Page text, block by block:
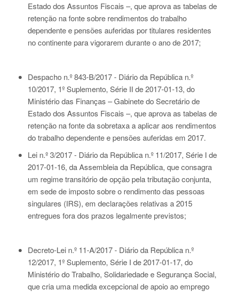
Estado dos Assuntos Fiscais –, que aprova as tabelas de
retenção na fonte sobre rendimentos do trabalho
dependente e pensões auferidas por titulares residentes
no continente para vigorarem durante o ano de 2017;
Despacho n.º 843-B/2017 - Diário da República n.º
10/2017, 1º Suplemento, Série II de 2017-01-13, do
Ministério das Finanças – Gabinete do Secretário de
Estado dos Assuntos Fiscais –, que aprova as tabelas de
retenção na fonte da sobretaxa a aplicar aos rendimentos
do trabalho dependente e pensões auferidas em 2017.
Lei n.º 3/2017 - Diário da República n.º 11/2017, Série I de
2017-01-16, da Assembleia da República, que consagra
um regime transitório de opção pela tributação conjunta,
em sede de imposto sobre o rendimento das pessoas
singulares (IRS), em declarações relativas a 2015
entregues fora dos prazos legalmente previstos;
Decreto-Lei n.º 11-A/2017 - Diário da República n.º
12/2017, 1º Suplemento, Série I de 2017-01-17, do
Ministério do Trabalho, Solidariedade e Segurança Social,
que cria uma medida excepcional de apoio ao emprego